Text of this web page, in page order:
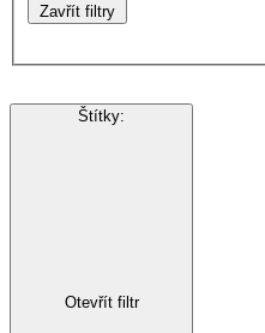
Zavřít filtry
Štítky:
Otevřít filtr